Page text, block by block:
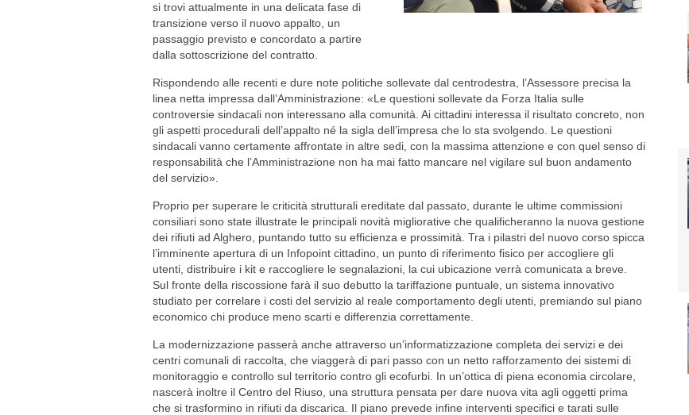
si trovi attualmente in una delicata fase di
transizione verso il nuovo appalto, un
passaggio previsto e concordato a partire
dalla sottoscrizione del contratto.
Rispondendo alle recenti e dure note politiche sollevate dal centrodestra, l’Assessore precisa la
linea netta impressa dall’Amministrazione: «Le questioni sollevate da Forza Italia sulle
controversie sindacali non interessano alla comunità. Ai cittadini interessa il risultato concreto, non
gli aspetti procedurali dell’appalto né la sigla dell’impresa che lo sta svolgendo. Le questioni
sindacali vanno certamente affrontate in altre sedi, con la massima attenzione e con quel senso di
responsabilità che l’Amministrazione non ha mai fatto mancare nel vigilare sul buon andamento
del servizio».
Proprio per superare le criticità strutturali ereditate dal passato, durante le ultime commissioni
consiliari sono state illustrate le principali novità migliorative che qualificheranno la nuova gestione
dei rifiuti ad Alghero, puntando tutto su efficienza e prossimità. Tra i pilastri del nuovo corso spicca
l’imminente apertura di un Infopoint cittadino, un punto di riferimento fisico per accogliere gli
utenti, distribuire i kit e raccogliere le segnalazioni, la cui ubicazione verrà comunicata a breve.
Sul fronte della riscossione farà il suo debutto la tariffazione puntuale, un sistema innovativo
studiato per correlare i costi del servizio al reale comportamento degli utenti, premiando sul piano
economico chi produce meno scarti e differenzia correttamente.
La modernizzazione passerà anche attraverso un’informatizzazione completa dei servizi e dei
centri comunali di raccolta, che viaggerà di pari passo con un netto rafforzamento dei sistemi di
monitoraggio e controllo sul territorio contro gli ecofurbi. In un’ottica di piena economia circolare,
nascerà inoltre il Centro del Riuso, una struttura pensata per dare nuova vita agli oggetti prima
che si trasformino in rifiuti da discarica. Il piano prevede infine interventi specifici e tarati sulle